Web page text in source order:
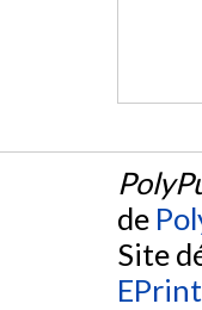
de
Site